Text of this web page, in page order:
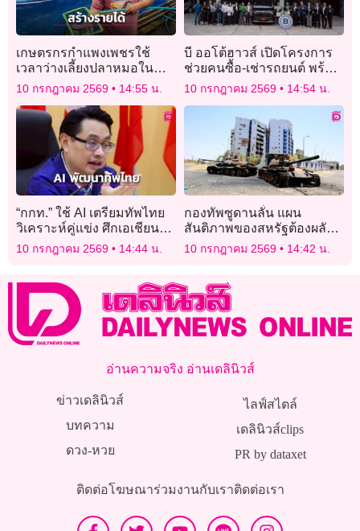
เกษตรกรกำแพงเพชรใช้
เวลาว่างเลี้ยงปลาหมอใน
กระชัง หารายได้เสริมได้
10 กรกฎาคม 2569 14:55 น.
บี ออโต้ฮาวส์ เปิดโครงการ
ช่วยคนซื้อ-เช่ารถยนต์ พร้อม
ร่วมมือ Grab ให้บริการรถ
MVP ไฟฟ้า
10 กรกฎาคม 2569 14:54 น.
“กกท.” ใช้ AI เตรียมทัพไทย
วิเคราะห์คู่แข่ง ศึกเอเชียน
เกมส์ คัดนักกีฬาหลักเกณฑ์
ชัดเจน-ส่งไปชิงชัย คุ้มค่างบ
10 กรกฎาคม 2569 14:44 น.
กองทัพซูดานลั่น แผน
สันติภาพของสหรัฐต้องผลัก
ดันให้ “อาร์เอสเอฟ” ถอน
กำลังทั้งหมด
10 กรกฎาคม 2569 14:42 น.
อ่านความจริง อ่านเดลินิวส์
ข่าวเดลินิวส์
บทความ
ดวง-หวย
ไลฟ์สไตล์
เดลินิวส์clips
PR by dataxet
ติดต่อโฆษณาร่วมงานกับเราติดต่อเรา